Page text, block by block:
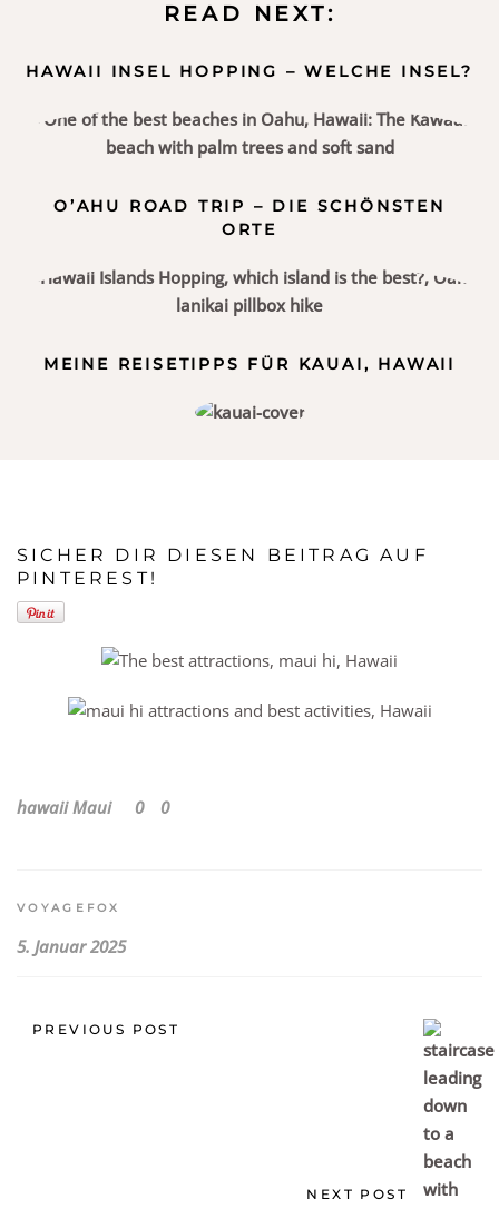
READ NEXT:
HAWAII INSEL HOPPING – WELCHE INSEL?
O’AHU ROAD TRIP – DIE SCHÖNSTEN
ORTE
MEINE REISETIPPS FÜR KAUAI, HAWAII
SICHER DIR DIESEN BEITRAG AUF
PINTEREST!
hawaii Maui 0 0
VOYAGEFOX
5. Januar 2025
PREVIOUS POST
NEXT POST